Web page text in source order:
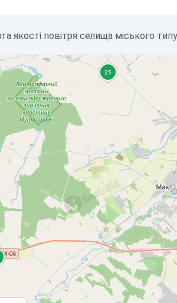
якості повітря селища міського